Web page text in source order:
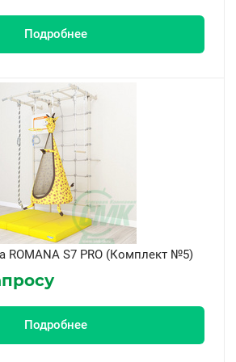
Подробнее
ROMANA S7 PRO (Комплект №5)
Подробнее